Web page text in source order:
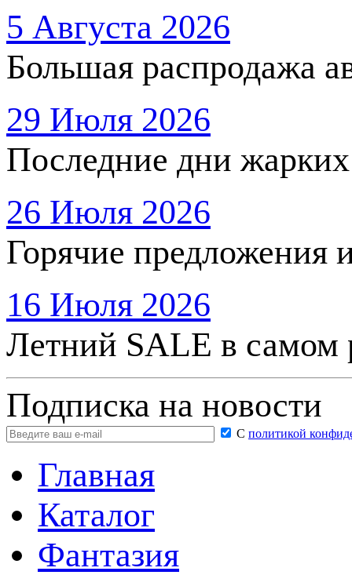
5 Августа 2026
Большая распродажа
29 Июля 2026
Последние дни
26 Июля 2026
Горячие предложения
16 Июля 2026
Летний SALE в самом
Подписка на новости
С политикой
Главная
Каталог
Фантазия